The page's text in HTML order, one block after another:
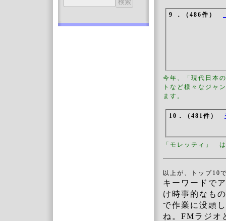
9 ．（486件）
今年、「現代日本
トなど様々なジャ
ます。
10．（481件）
「モレッティ」
以上が、トップ10
キーワードで
け時事的なも
で作業に没頭
ね。FMラジオ